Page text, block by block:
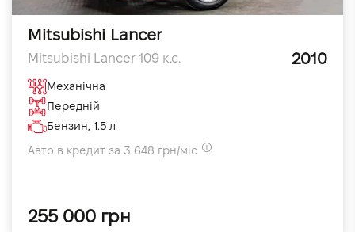
Mitsubishi Lancer
Mitsubishi Lancer 109 к.с. 2010
Механічна
Передній
Бензин, 1.5 л
Авто в кредит за 3 648 грн/міс
255 000 грн